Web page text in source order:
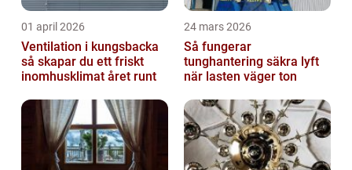
01 april 2026
Ventilation i kungsbacka
så skapar du ett friskt
inomhusklimat året runt
24 mars 2026
Så fungerar
tunghantering säkra lyft
när lasten väger ton